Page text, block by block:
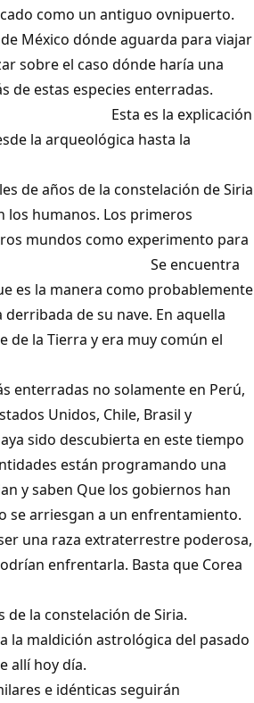
como un antiguo ovnipuerto.
México dónde aguarda para viajar
sobre el caso dónde haría una
de estas especies enterradas.
la arqueológica hasta la
de la constelación de Siria
los humanos. Los primeros
mundos como experimento para
encuentra
es la manera como probablemente
de su nave. En aquella
de la Tierra y era muy común el
conquista.
no solamente en Perú,
Unidos, Chile, Brasil y
sido descubierta en este tiempo
están programando una
y saben Que los gobiernos han
se arriesgan a un enfrentamiento.
una raza extraterrestre poderosa,
enfrentarla. Basta que Corea
se una.
de Siria.
la maldición astrológica del pasado
que ocurre allí hoy día.
seguirán